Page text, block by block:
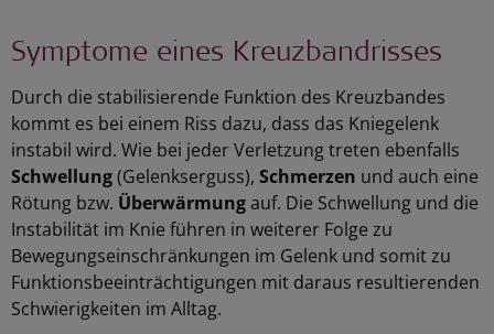
Symptome eines Kreuzbandrisses
Durch die stabilisierende Funktion des Kreuzbandes
kommt es bei einem Riss dazu, dass das Kniegelenk
instabil wird. Wie bei jeder Verletzung treten ebenfalls
Schwellung(Gelenkserguss), Schmerzen und auch eine
Rötung bzw. Überwärmungauf. Die Schwellung und die
Instabilität im Knie führen in weiterer Folge zu
Bewegungseinschränkungen im Gelenk und somit zu
Funktionsbeeinträchtigungen mit daraus resultierenden
Schwierigkeiten im Alltag.